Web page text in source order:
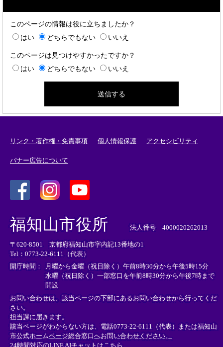
このページの情報は役に立ちましたか？
はい
どちらでもない いいえ
このページは見つけやすかったですか？
はい
どちらでもない いいえ
リンク・著作権・免責事項 個人情報保護 アクセシビリティ
バナー広告について
外
部
リ
ン
ク
＞
外
リ
ン
ク
＞
外
部
ン
ク
＞
福知山市役所 法人番号 4000020262013
〒620-8501 京都府福知山市字内記13番地の1
Tel：0773-22-6111（代表）
開庁時間：
月曜から金曜（祝日除く）午前8時30分から午後5時15分
水曜（祝日除く）一部窓口を午前8時30分から午後7時まで
開設
お問い合わせは、該当ページの下部にあるお問い合わせから行ってくだ
さい。
担当課に届きます。
該当ページがわからない方は、電話0773-22-6111（代表）または福知山
市公式ホームページ総合窓口へお問い合わせください。
24時間対応のLINE AIチャットはこちら